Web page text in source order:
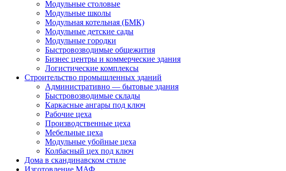
Модульные столовые
Модульные школы
Модульная котельная (БМК)
Модульные детские сады
Модульные городки
Быстровозводимые общежития
Бизнес центры и коммерческие здания
Логистические комплексы
Строительство промышленных зданий
Административно — бытовые здания
Быстровозводимые склады
Каркасные ангары под ключ
Рабочие цеха
Производственные цеха
Мебельные цеха
Модульные убойные цеха
Колбасный цех под ключ
Дома в скандинавском стиле
Изготовление МАФ